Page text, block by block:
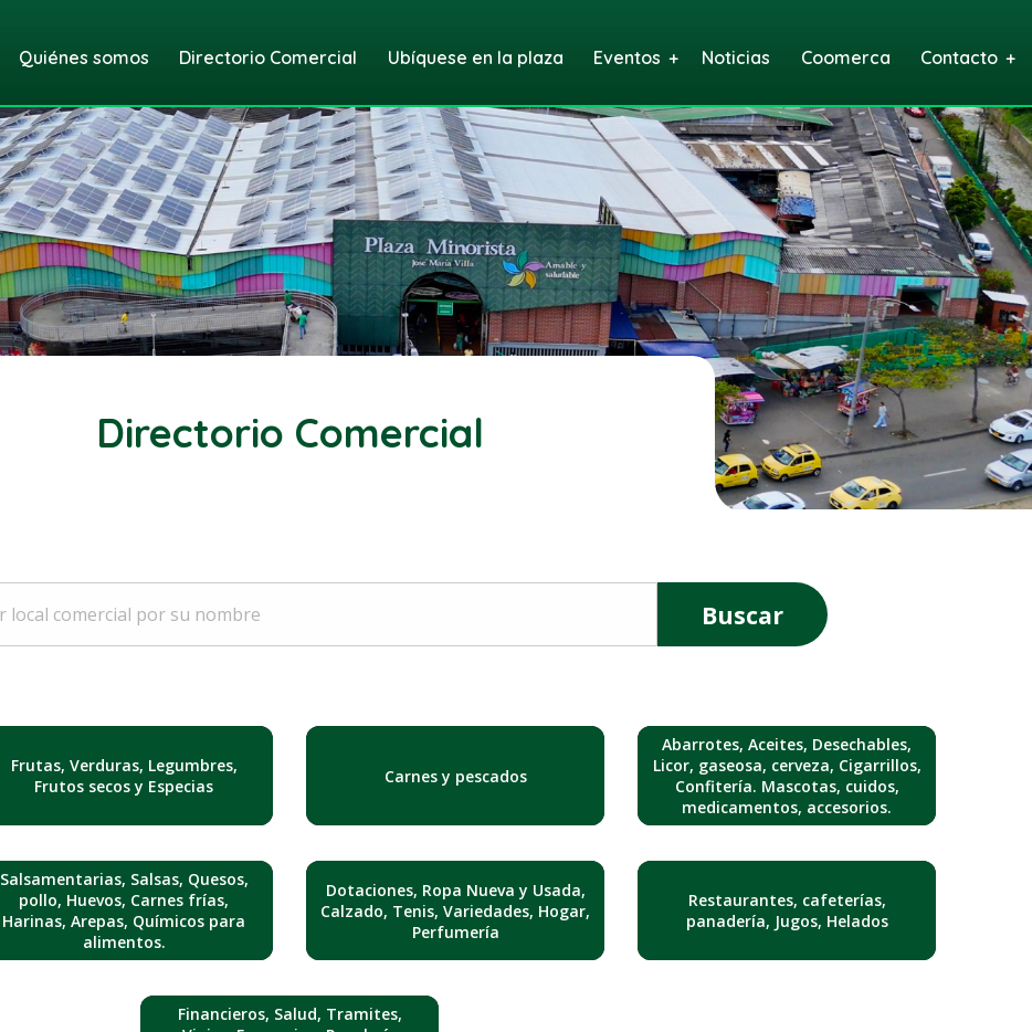
Quiénes somos Directorio Comercial Ubíquese en la plaza Eventos Noticias Coomerca Contacto
Directorio Comercial
Buscar
Frutas, Verduras, Legumbres,
Frutos secos y Especias
Carnes y pescados
Abarrotes, Aceites, Desechables,
Licor, gaseosa, cerveza, Cigarrillos,
Confitería. Mascotas, cuidos,
medicamentos, accesorios.
Salsamentarias, Salsas, Quesos,
pollo, Huevos, Carnes frías,
Harinas, Arepas, Químicos para
alimentos.
Dotaciones, Ropa Nueva y Usada,
Calzado, Tenis, Variedades, Hogar,
Perfumería
Restaurantes, cafeterías,
panadería, Jugos, Helados
Financieros, Salud, Tramites,